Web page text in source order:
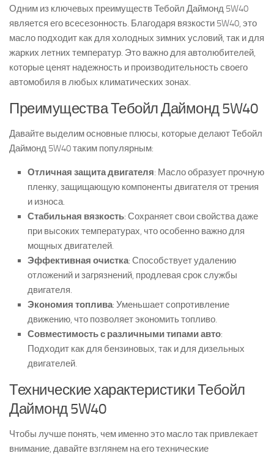
Одним из ключевых преимуществ Тебойл Даймонд 5W40
является его всесезонность. Благодаря вязкости 5W40, это
масло подходит как для холодных зимних условий, так и для
жарких летних температур. Это важно для автолюбителей,
которые ценят надежность и производительность своего
автомобиля в любых климатических зонах.
Преимущества Тебойл Даймонд 5W40
Давайте выделим основные плюсы, которые делают Тебойл
Даймонд 5W40 таким популярным:
Отличная защита двигателя: Масло образует прочную
пленку, защищающую компоненты двигателя от трения
и износа.
Стабильная вязкость: Сохраняет свои свойства даже
при высоких температурах, что особенно важно для
мощных двигателей.
Эффективная очистка: Способствует удалению
отложений и загрязнений, продлевая срок службы
двигателя.
Экономия топлива: Уменьшает сопротивление
движению, что позволяет экономить топливо.
Совместимость с различными типами авто:
Подходит как для бензиновых, так и для дизельных
двигателей.
Технические характеристики Тебойл
Даймонд 5W40
Чтобы лучше понять, чем именно это масло так привлекает
внимание, давайте взглянем на его технические